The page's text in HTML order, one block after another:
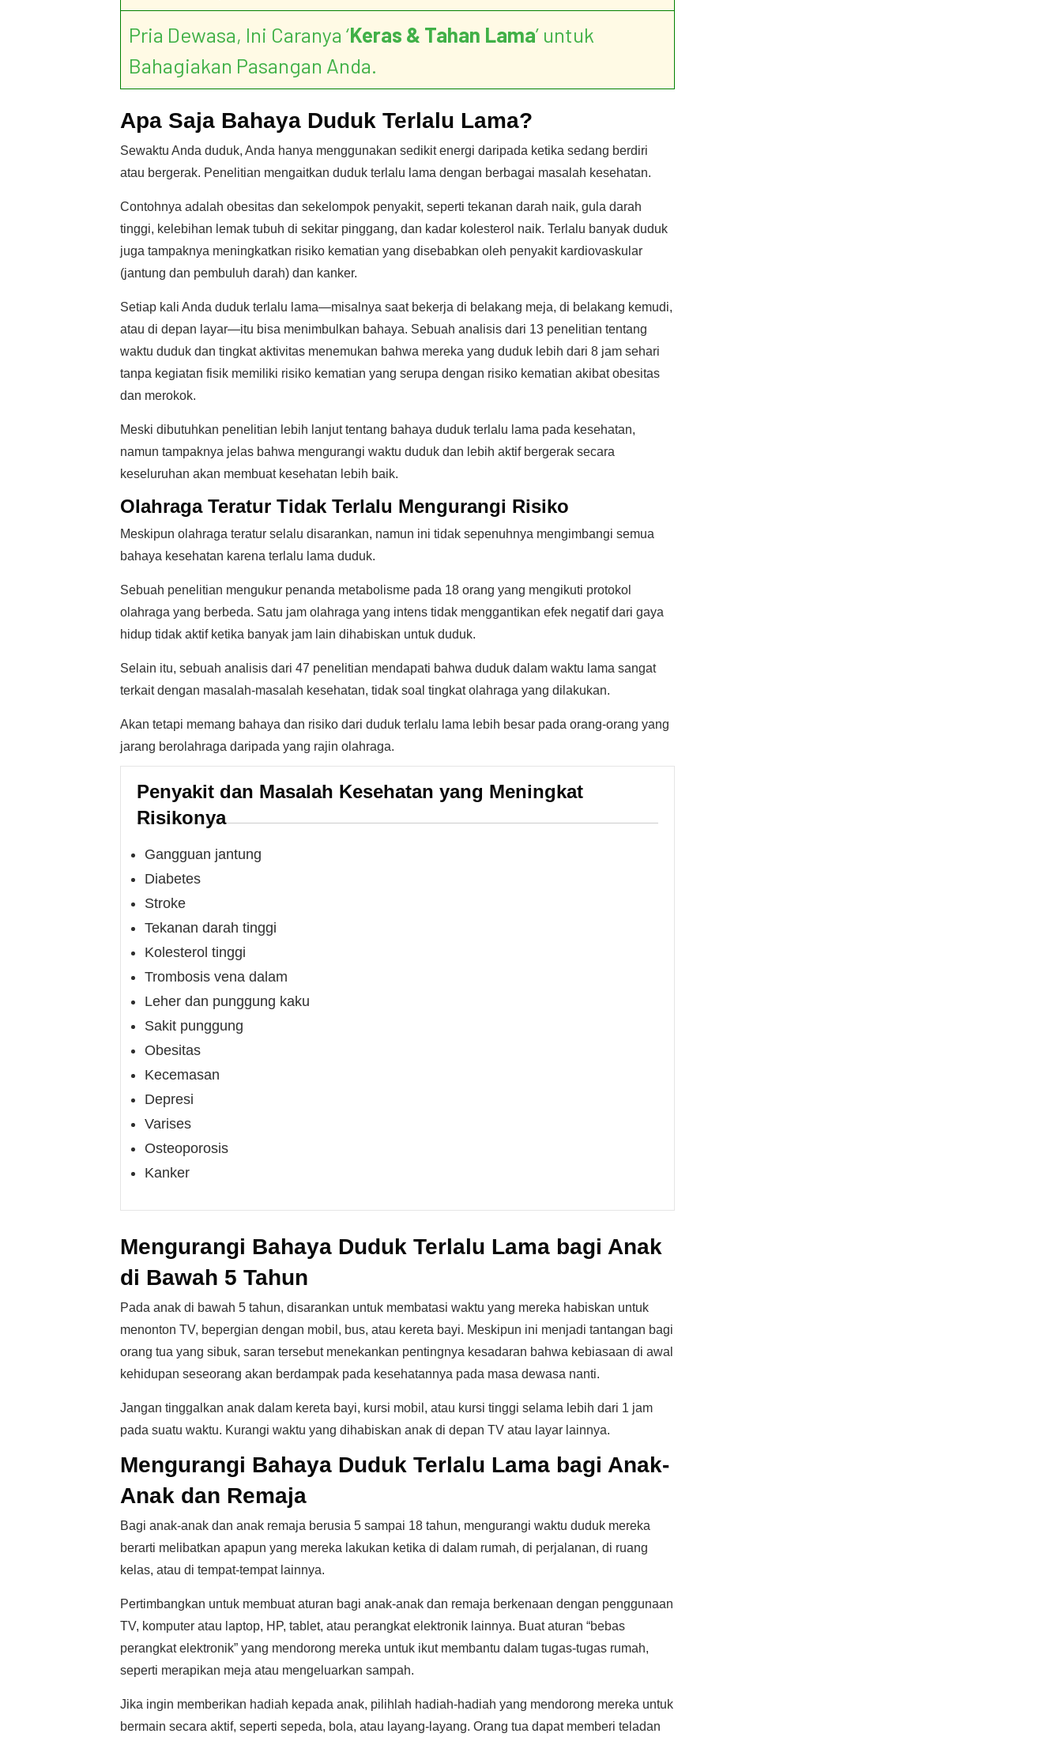
Pria Dewasa, Ini Caranya ‘Keras & Tahan Lama’ untuk
Bahagiakan Pasangan Anda.
Apa Saja Bahaya Duduk Terlalu Lama?
Sewaktu Anda duduk, Anda hanya menggunakan sedikit energi daripada ketika sedang berdiri
atau bergerak. Penelitian mengaitkan duduk terlalu lama dengan berbagai masalah kesehatan.
Contohnya adalah obesitas dan sekelompok penyakit, seperti tekanan darah naik, gula darah
tinggi, kelebihan lemak tubuh di sekitar pinggang, dan kadar kolesterol naik. Terlalu banyak duduk
juga tampaknya meningkatkan risiko kematian yang disebabkan oleh penyakit kardiovaskular
(jantung dan pembuluh darah) dan kanker.
Setiap kali Anda duduk terlalu lama—misalnya saat bekerja di belakang meja, di belakang kemudi,
atau di depan layar—itu bisa menimbulkan bahaya. Sebuah analisis dari 13 penelitian tentang
waktu duduk dan tingkat aktivitas menemukan bahwa mereka yang duduk lebih dari 8 jam sehari
tanpa kegiatan fisik memiliki risiko kematian yang serupa dengan risiko kematian akibat obesitas
dan merokok.
Meski dibutuhkan penelitian lebih lanjut tentang bahaya duduk terlalu lama pada kesehatan,
namun tampaknya jelas bahwa mengurangi waktu duduk dan lebih aktif bergerak secara
keseluruhan akan membuat kesehatan lebih baik.
Olahraga Teratur Tidak Terlalu Mengurangi Risiko
Meskipun olahraga teratur selalu disarankan, namun ini tidak sepenuhnya mengimbangi semua
bahaya kesehatan karena terlalu lama duduk.
Sebuah penelitian mengukur penanda metabolisme pada 18 orang yang mengikuti protokol
olahraga yang berbeda. Satu jam olahraga yang intens tidak menggantikan efek negatif dari gaya
hidup tidak aktif ketika banyak jam lain dihabiskan untuk duduk.
Selain itu, sebuah analisis dari 47 penelitian mendapati bahwa duduk dalam waktu lama sangat
terkait dengan masalah-masalah kesehatan, tidak soal tingkat olahraga yang dilakukan.
Akan tetapi memang bahaya dan risiko dari duduk terlalu lama lebih besar pada orang-orang yang
jarang berolahraga daripada yang rajin olahraga.
Penyakit dan Masalah Kesehatan yang Meningkat
Risikonya
Gangguan jantung
Diabetes
Stroke
Tekanan darah tinggi
Kolesterol tinggi
Trombosis vena dalam
Leher dan punggung kaku
Sakit punggung
Obesitas
Kecemasan
Depresi
Varises
Osteoporosis
Kanker
Mengurangi Bahaya Duduk Terlalu Lama bagi Anak
di Bawah 5 Tahun
Pada anak di bawah 5 tahun, disarankan untuk membatasi waktu yang mereka habiskan untuk
menonton TV, bepergian dengan mobil, bus, atau kereta bayi. Meskipun ini menjadi tantangan bagi
orang tua yang sibuk, saran tersebut menekankan pentingnya kesadaran bahwa kebiasaan di awal
kehidupan seseorang akan berdampak pada kesehatannya pada masa dewasa nanti.
Jangan tinggalkan anak dalam kereta bayi, kursi mobil, atau kursi tinggi selama lebih dari 1 jam
pada suatu waktu. Kurangi waktu yang dihabiskan anak di depan TV atau layar lainnya.
Mengurangi Bahaya Duduk Terlalu Lama bagi Anak-
Anak dan Remaja
Bagi anak-anak dan anak remaja berusia 5 sampai 18 tahun, mengurangi waktu duduk mereka
berarti melibatkan apapun yang mereka lakukan ketika di dalam rumah, di perjalanan, di ruang
kelas, atau di tempat-tempat lainnya.
Pertimbangkan untuk membuat aturan bagi anak-anak dan remaja berkenaan dengan penggunaan
TV, komputer atau laptop, HP, tablet, atau perangkat elektronik lainnya. Buat aturan “bebas
perangkat elektronik” yang mendorong mereka untuk ikut membantu dalam tugas-tugas rumah,
seperti merapikan meja atau mengeluarkan sampah.
Jika ingin memberikan hadiah kepada anak, pilihlah hadiah-hadiah yang mendorong mereka untuk
bermain secara aktif, seperti sepeda, bola, atau layang-layang. Orang tua dapat memberi teladan